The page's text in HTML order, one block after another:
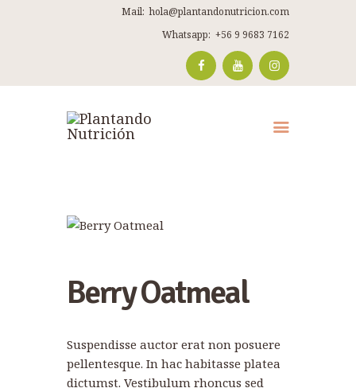
Mail: hola@plantandonutricion.com
Whatsapp: +56 9 9683 7162
Berry Oatmeal
Suspendisse auctor erat non posuere
pellentesque. In hac habitasse platea
dictumst. Vestibulum rhoncus sed